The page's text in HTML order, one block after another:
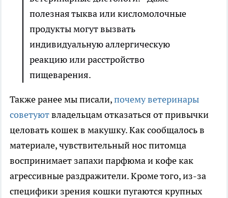
полезная тыква или кисломолочные
продукты могут вызвать
индивидуальную аллергическую
реакцию или расстройство
пищеварения.
Также ранее мы писали,почему ветеринары
советуютвладельцам отказаться от привычки
целовать кошек в макушку. Как сообщалось в
материале, чувствительный нос питомца
воспринимает запахи парфюма и кофе как
агрессивные раздражители. Кроме того, из-за
специфики зрения кошки пугаются крупных